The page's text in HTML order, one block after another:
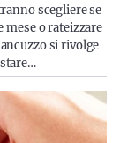
scegliere se
o rateizzare
si rivolge